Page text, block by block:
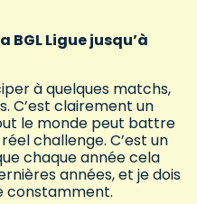
BGL Ligue jusqu’à
à quelques matchs,
C’est clairement un
le monde peut battre
challenge. C’est un
chaque année cela
années, et je dois
constamment.